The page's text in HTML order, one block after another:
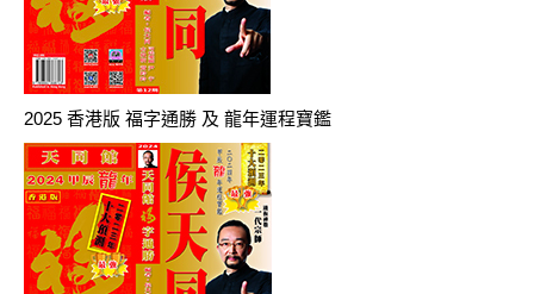
2025 香港版 福字通勝 及 龍年運程寶鑑